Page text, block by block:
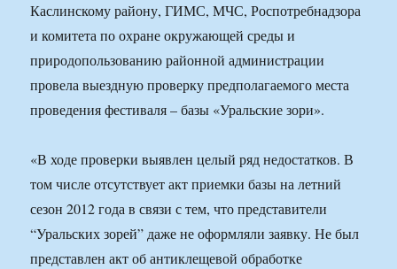
Каслинскому району, ГИМС, МЧС, Роспотребнадзора
и комитета по охране окружающей среды и
природопользованию районной администрации
провела выездную проверку предполагаемого места
проведения фестиваля – базы «Уральские зори».
«В ходе проверки выявлен целый ряд недостатков. В
том числе отсутствует акт приемки базы на летний
сезон 2012 года в связи с тем, что представители
“Уральских зорей” даже не оформляли заявку. Не был
представлен акт об антиклещевой обработке